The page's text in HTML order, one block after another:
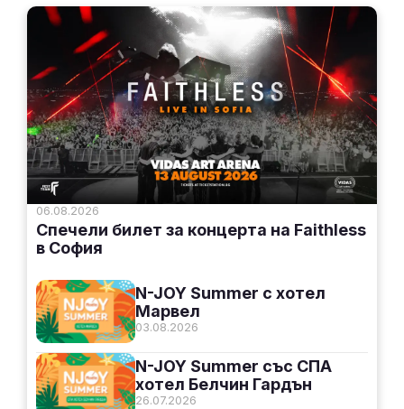
06.08.2026
Спечели билет за концерта на Faithless
в София
03.08.2026
N-JOY Summer с хотел
Марвел
26.07.2026
N-JOY Summer със СПА
хотел Белчин Гардън